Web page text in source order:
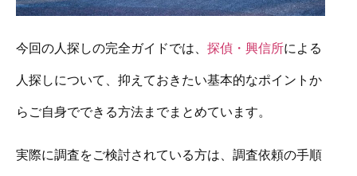
今回の人探しの完全ガイドでは、 探偵・興信所による
人探しについて、抑えておきたい基本的なポイントか
らご自身でできる方法までまとめています。
実際に調査をご検討されている方は、調査依頼の手順